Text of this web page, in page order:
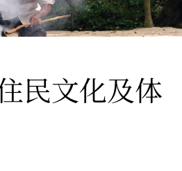
民文化及体